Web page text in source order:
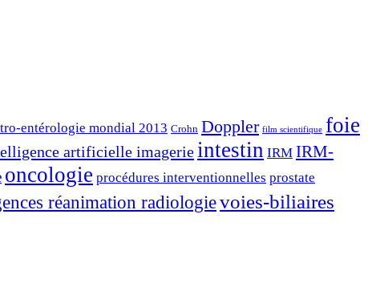
entérologie mondial 2013 Crohn Doppler film scientifique foie
artificielle imagerieintestin IRM IRM-
oncologie procédures interventionnelles prostate
réanimation radiologievoies-biliaires